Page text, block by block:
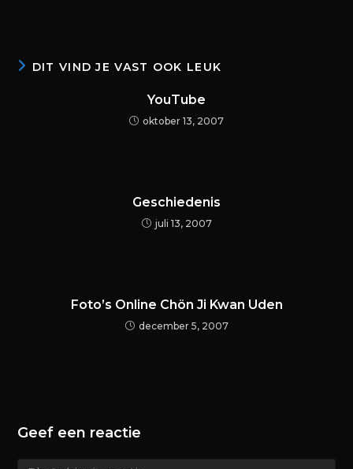
DIT VIND JE VAST OOK LEUK
YouTube
oktober 13, 2007
Geschiedenis
juli 13, 2007
Foto’s Online Chön Ji Kwan Uden
december 5, 2007
Geef een reactie